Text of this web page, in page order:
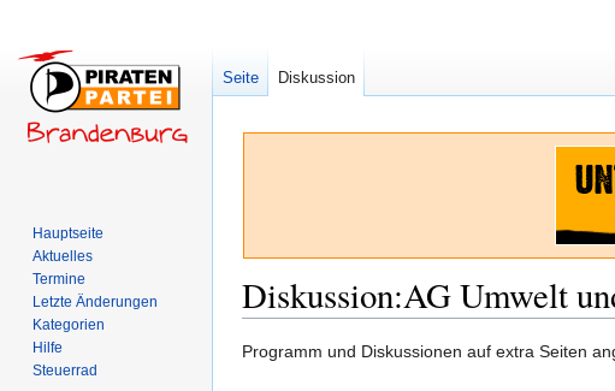
Diskussion:AG Umwelt
Zur
Zur
Programm und Diskussionen auf extra Seiten
Seite Diskussion
Hauptseite
Aktuelles
Termine
Letzte Änderungen
Kategorien
Hilfe
Steuerrad